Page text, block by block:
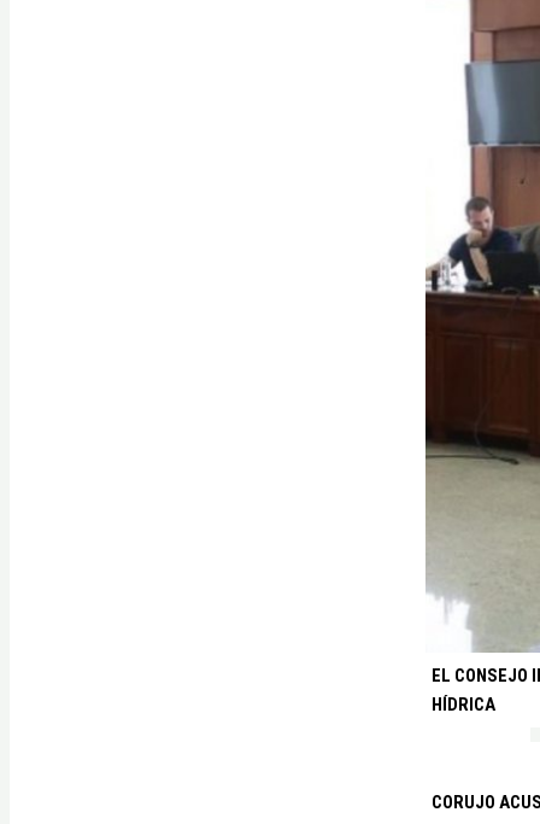
EL CONSEJO
HÍDRICA
CORUJO